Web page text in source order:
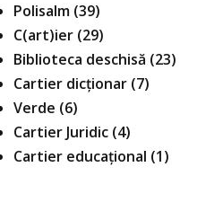
Polisalm (39)
C(art)ier (29)
Biblioteca deschisă (23)
Cartier dicționar (7)
Verde (6)
Cartier Juridic (4)
Cartier educațional (1)